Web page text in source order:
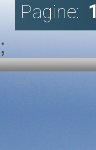
Tag: Poesia| Gerard De Nerval
Pagine: 1
;
Privacy